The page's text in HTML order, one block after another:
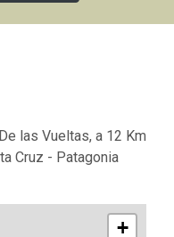
las Vueltas, a 12 Km
Cruz - Patagonia
+